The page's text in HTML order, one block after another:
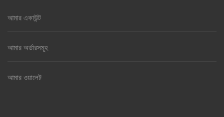
আমার একাউন্ট
আমার অর্ডারসমূহ
আমার ওয়ালেট